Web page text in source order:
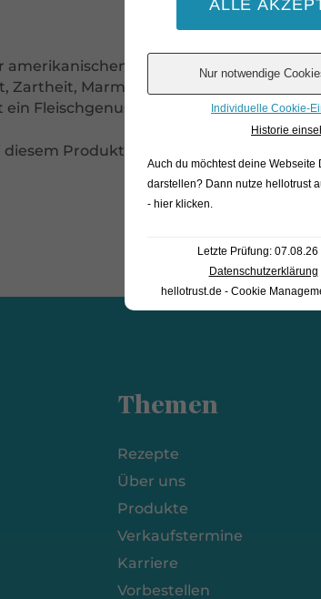
amerikanischen Prime Qualitätsstufe
Zartheit, Marmorierung und Geschmack
Fleischgenuss der Spitzenklasse!
Produkt zu einer
Themen
Rezepte
Über uns
Produkte
Verkaufstermine
Karriere
Vorbestellen
Individuelle Cookie-
Historie
Auch du möchtest deine Webseite
darstellen? Dann nutze hellotrust
- hier klicken.
Letzte Prüfung:
Datenschutzerklärung
hellotrust.de - Cookie